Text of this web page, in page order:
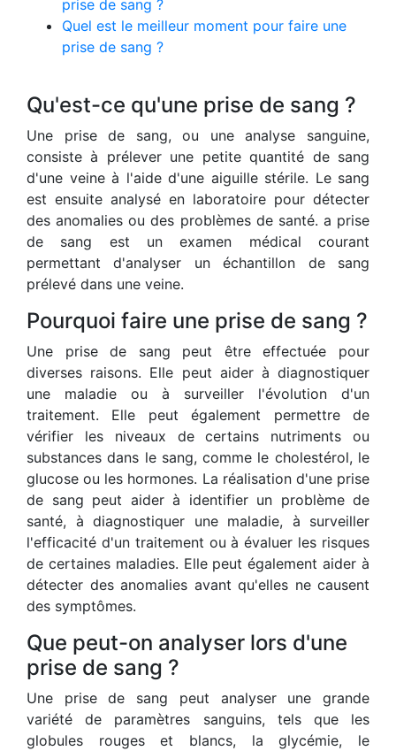
prise de sang ?
Quel est le meilleur moment pour faire une
prise de sang ?
Qu'est-ce qu'une prise de sang ?
Une prise de sang, ou une analyse sanguine,
consiste à prélever une petite quantité de sang
d'une veine à l'aide d'une aiguille stérile. Le sang
est ensuite analysé en laboratoire pour détecter
des anomalies ou des problèmes de santé. a prise
de sang est un examen médical courant
permettant d'analyser un échantillon de sang
prélevé dans une veine.
Pourquoi faire une prise de sang ?
Une prise de sang peut être effectuée pour
diverses raisons. Elle peut aider à diagnostiquer
une maladie ou à surveiller l'évolution d'un
traitement. Elle peut également permettre de
vérifier les niveaux de certains nutriments ou
substances dans le sang, comme le cholestérol, le
glucose ou les hormones. La réalisation d'une prise
de sang peut aider à identifier un problème de
santé, à diagnostiquer une maladie, à surveiller
l'efficacité d'un traitement ou à évaluer les risques
de certaines maladies. Elle peut également aider à
détecter des anomalies avant qu'elles ne causent
des symptômes.
Que peut-on analyser lors d'une
prise de sang ?
Une prise de sang peut analyser une grande
variété de paramètres sanguins, tels que les
globules rouges et blancs, la glycémie, le